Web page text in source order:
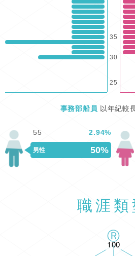
35
30
25
事務部船員 以年紀較
男性 50%
55 2.94%
職涯類